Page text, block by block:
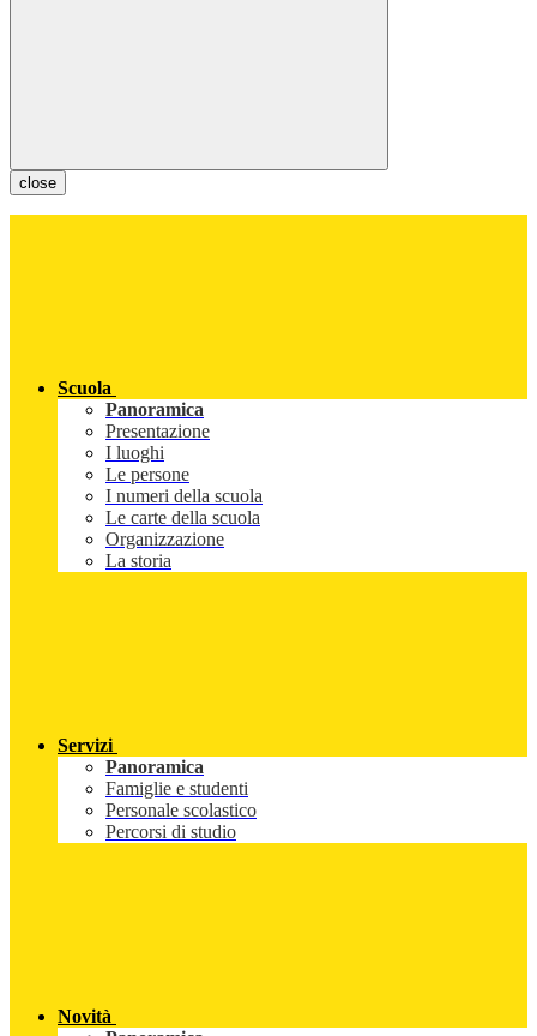
close
Scuola
Panoramica
Presentazione
I luoghi
Le persone
I numeri della scuola
Le carte della scuola
Organizzazione
La storia
Servizi
Panoramica
Famiglie e studenti
Personale scolastico
Percorsi di studio
Novità